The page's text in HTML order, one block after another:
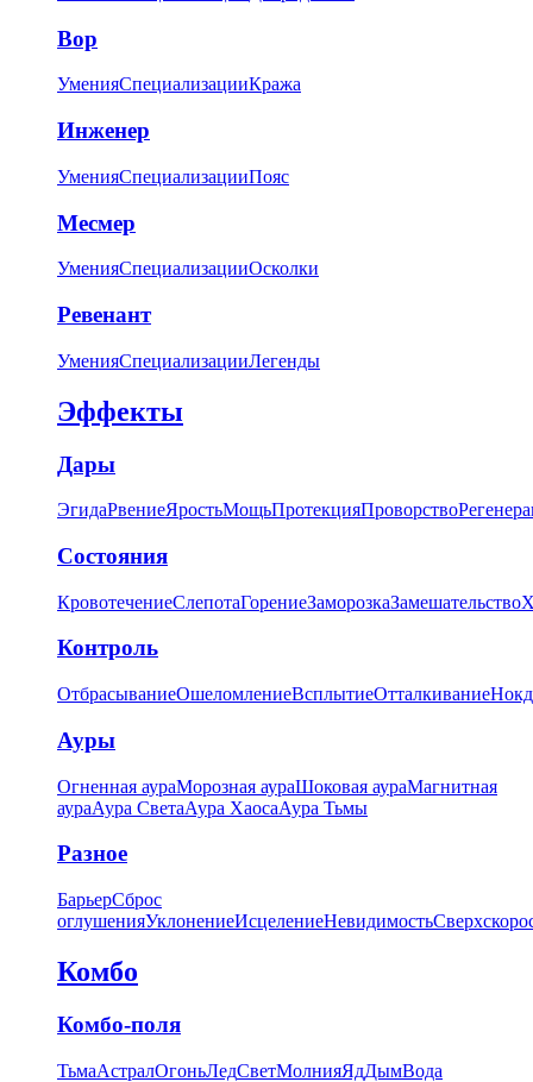
Вор
УменияСпециализацииКража
Инженер
УменияСпециализацииПояс
Месмер
УменияСпециализацииОсколки
Ревенант
УменияСпециализацииЛегенды
Эффекты
Дары
ЭгидаРвениеЯростьМощьПротекцияПроворство
Состояния
КровотечениеСлепотаГорениеЗаморозкаЗамешательство
Контроль
ОтбрасываниеОшеломлениеВсплытиеОтталкивание
Ауры
Огненная аураМорозная аураШоковая аураМагнитная
аураАура СветаАура ХаосаАура Тьмы
Разное
БарьерСброс
оглушенияУклонениеИсцелениеНевидимость
Комбо
Комбо-поля
ТьмаАстралОгоньЛедСветМолнияЯдДымВода